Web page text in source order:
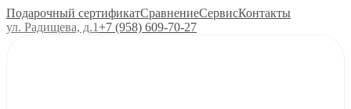
Подарочный сертификатСравнениеСервисКонтакты
ул. Радищева, д.1+7 (958) 609‑70‑27